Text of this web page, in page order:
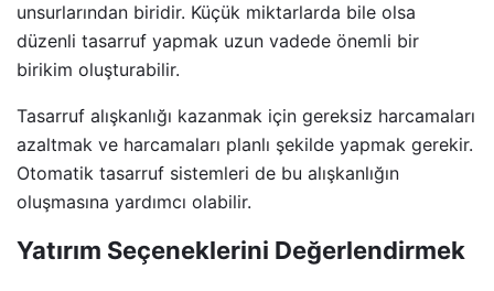
unsurlarından biridir. Küçük miktarlarda bile olsa
düzenli tasarruf yapmak uzun vadede önemli bir
birikim oluşturabilir.
Tasarruf alışkanlığı kazanmak için gereksiz harcamaları
azaltmak ve harcamaları planlı şekilde yapmak gerekir.
Otomatik tasarruf sistemleri de bu alışkanlığın
oluşmasına yardımcı olabilir.
Yatırım Seçeneklerini Değerlendirmek